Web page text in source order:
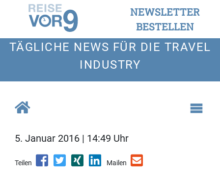
NEWSLETTER
BESTELLEN
TÄGLICHE NEWS FÜR DIE TRAVEL
INDUSTRY
5. Januar 2016 | 14:49 Uhr
Teilen Mailen